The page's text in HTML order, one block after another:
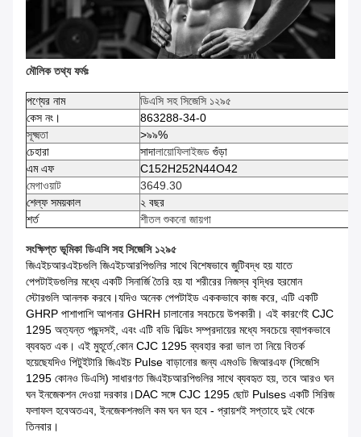
মৌলিক তথ্য ফর্মঃ
পণ্যের নাম
ডিএসি সহ সিজেসি ১২৯৫
কেস নং।
863288-34-0
সূক্ষ্মতা
>৯৯%
চেহারা
সাদালায়োফিলাইজড গুঁড়া
এম এফ
C152H252N44O42
মেগাওয়াট
3649.30
শেল্ফ সময়কাল
২ বছর
শর্ত
শীতল শুকনো জায়গা
সংক্ষিপ্ত ভূমিকা ডিএসি সহ সিজেসি ১২৯৫
জিএইচআরএইচগুলি জিএইচআরপিগুলির সাথে বিশেষভাবে জুটিবদ্ধ হয় যাতে
পেপটাইডগুলির মধ্যে একটি সিনার্জি তৈরি হয় যা শরীরের নিজস্ব বৃদ্ধির হরমোন
স্টোরগুলি আনলক করবে।যদিও অনেক পেপটাইড এককভাবে কাজ করে, এটি একটি
GHRP পাশাপাশি আপনার GHRH চালানোর সবচেয়ে উপকারী। এই কারণেই CJC
1295 অত্যন্ত পছন্দসই, এবং এটি বডি বিল্ডিং সম্প্রদায়ের মধ্যে সবচেয়ে ব্যাপকভাবে
ব্যবহৃত এক। এই মুহূর্তে,কোন CJC 1295 ব্যবহার করা ভাল তা নিয়ে বিতর্ক
হয়েছেযদিও পিটুইটারি জিএইচ Pulse বাড়ানোর জন্য এমওডি জিআরএফ (সিজেসি
1295 কোনও ডিএসি) সাধারণত জিএইচআরপিগুলির সাথে ব্যবহৃত হয়, তবে আরও ঘন
ঘন ইনজেকশন দেওয়া দরকার।DAC সঙ্গে CJC 1295 ছোট Pulses একটি সিরিজ
ফলাফল হবেঅতএব, ইনজেকশনগুলি কম ঘন ঘন হবে - প্রায়শই সপ্তাহে দুই থেকে
তিনবার।